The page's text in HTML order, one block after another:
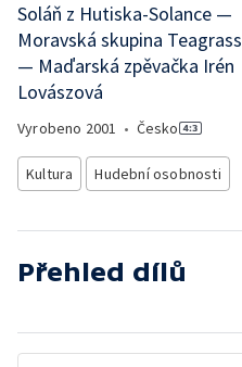
Soláň z Hutiska-Solance —
Moravská skupina Teagrass
— Maďarská zpěvačka Irén
Lovászová
Vyrobeno 2001 • Česko
Kultura Hudební osobnosti
Přehled dílů